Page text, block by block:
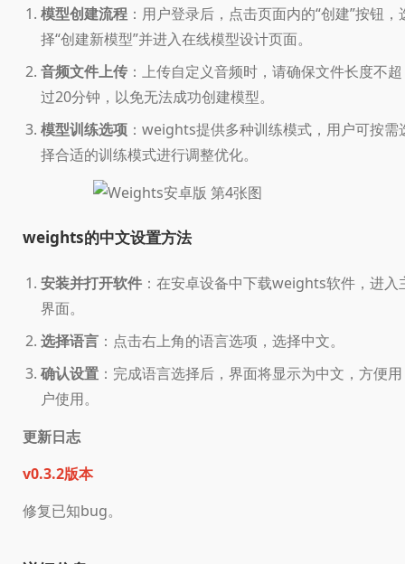
模型创建流程 ：用户登录后，点击页面内的“创建”按钮，
择“创建新模型”并进入在线模型设计页面。
音频文件上传 ：上传自定义音频时，请确保文件长度不超
过20分钟，以免无法成功创建模型。
模型训练选项 ：weights提供多种训练模式，用户可按需
择合适的训练模式进行调整优化。
weights的中文设置方法
安装并打开软件 ：在安卓设备中下载weights软件，进入
界面。
选择语言 ：点击右上角的语言选项，选择中文。
确认设置 ：完成语言选择后，界面将显示为中文，方便用
户使用。
更新日志
v0.3.2版本
修复已知bug。